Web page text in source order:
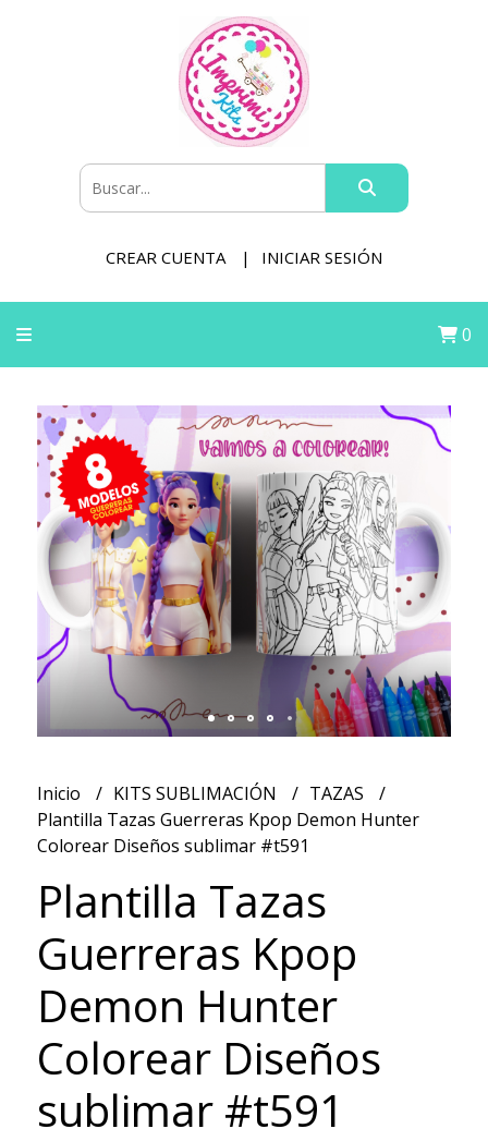
CREAR CUENTA INICIAR SESIÓN
0
Inicio KITS SUBLIMACIÓN
TAZAS
Plantilla Tazas Guerreras Kpop Demon Hunter
Colorear Diseños sublimar #t591
Plantilla Tazas
Guerreras Kpop
Demon Hunter
Colorear Diseños
sublimar #t591